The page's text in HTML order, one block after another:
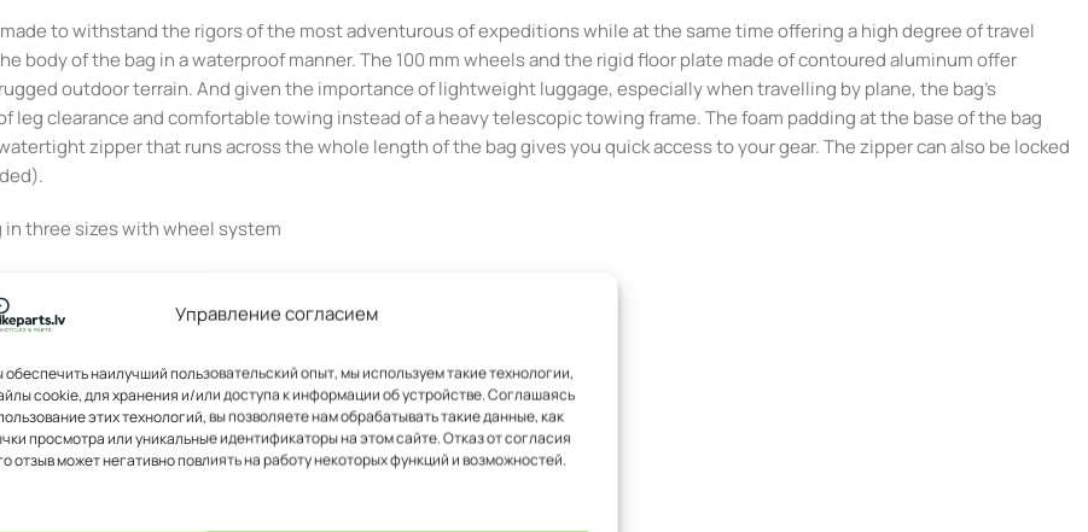
Управление согласием
обеспечить наилучший пользовательский опыт, мы используем такие технологии,
cookie, для хранения и/или доступа к информации об устройстве. Соглашаясь
этих технологий, вы позволяете нам обрабатывать такие данные, как
просмотра или уникальные идентификаторы на этом сайте. Отказ от согласия
отзыв может негативно повлиять на работу некоторых функций и возможностей.
made to withstand the rigors of the most adventurous of expeditions while at the same time offering a high degree of travel
body of the bag in a waterproof manner. The 100 mm wheels and the rigid floor plate made of contoured aluminum offer
outdoor terrain. And given the importance of lightweight luggage, especially when travelling by plane, the bag’s
clearance and comfortable towing instead of a heavy telescopic towing frame. The foam padding at the base of the bag
zipper that runs across the whole length of the bag gives you quick access to your gear. The zipper can also be locked
three sizes with wheel system
rough terrain
for easy access
valuables